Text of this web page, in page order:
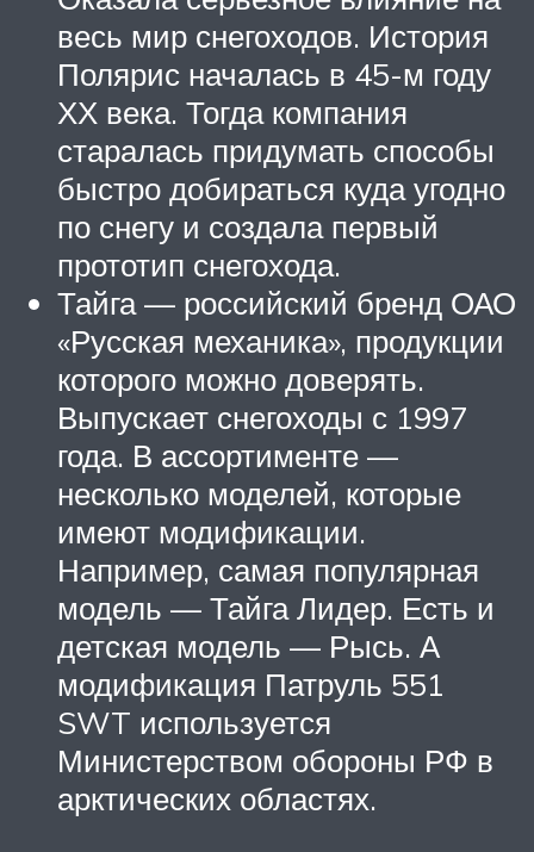
весь мир снегоходов. История
Полярис началась в 45-м году
ХХ века. Тогда компания
старалась придумать способы
быстро добираться куда угодно
по снегу и создала первый
прототип снегохода.
Тайга — российский бренд ОАО
«Русская механика», продукции
которого можно доверять.
Выпускает снегоходы с 1997
года. В ассортименте —
несколько моделей, которые
имеют модификации.
Например, самая популярная
модель — Тайга Лидер. Есть и
детская модель — Рысь. А
модификация Патруль 551
SWT используется
Министерством обороны РФ в
арктических областях.